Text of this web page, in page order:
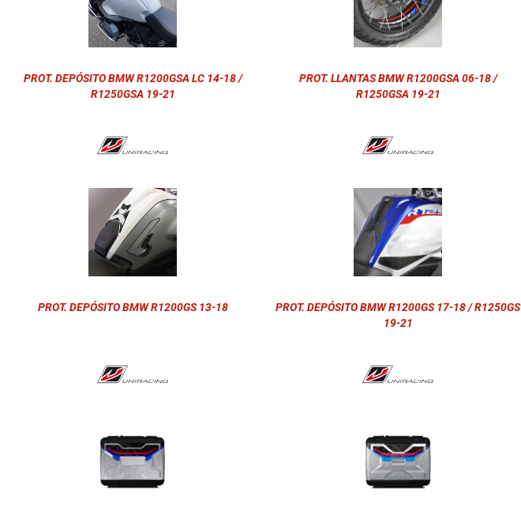
PROT. DEPÓSITO BMW R1200GSA LC 14-18 /
R1250GSA 19-21
PROT. LLANTAS BMW R1200GSA 06-18 /
R1250GSA 19-21
PROT. DEPÓSITO BMW R1200GS 13-18
PROT. DEPÓSITO BMW R1200GS 17-18 / R1250GS
19-21